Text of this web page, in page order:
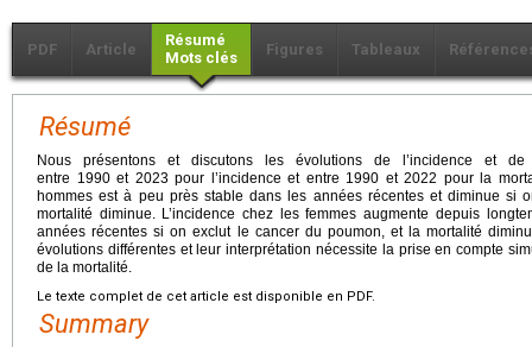
PDF Article
Résumé
Mots clés
Figures Tableaux
Résumé
Nous présentons et discutons les évolutions de l’incidence et
entre 1990 et 2023 pour l’incidence et entre 1990 et 2022 pour la
hommes est à peu près stable dans les années récentes et diminue si
mortalité diminue. L’incidence chez les femmes augmente depuis
années récentes si on exclut le cancer du poumon, et la mortalité
évolutions différentes et leur interprétation nécessite la prise en compte
de la mortalité.
Le texte complet de cet article est disponible en PDF.
Summary